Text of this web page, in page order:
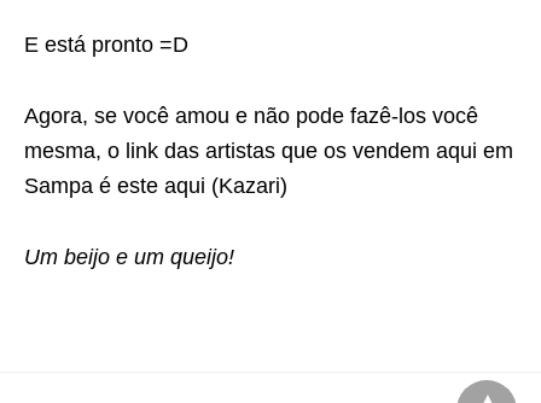
E está pronto =D
Agora, se você amou e não pode fazê-los você
mesma, o link das artistas que os vendem aqui em
Sampa é este aqui (Kazari)
Um beijo e um queijo!